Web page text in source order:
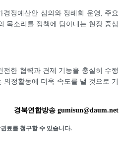
정예산안 심의와 정례회 운영, 주요
목소리를 정책에 담아내는 현장 중심
한 협력과 견제 기능을 충실히 수행
정활동에 더욱 속도를 낼 것으로 기
경북연합방송 gumisun@daum.net
료를 청구할 수 있습니다.